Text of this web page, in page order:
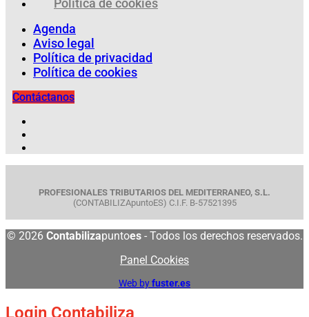
Agenda
Aviso legal
Política de privacidad
Política de cookies
Contáctanos
PROFESIONALES TRIBUTARIOS DEL MEDITERRANEO, S.L.
(CONTABILIZApuntoES) C.I.F. B-57521395
© 2026 Contabilizapuntoes- Todos los derechos reservados.
Panel Cookies
Web byfuster.es
Login Contabiliza